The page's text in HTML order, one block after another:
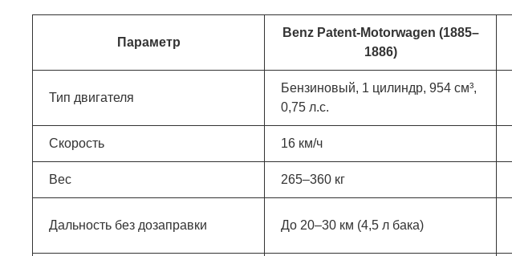
Параметр
Benz Patent-Motorwagen (1885–
1886)
Тип двигателя
Бензиновый, 1 цилиндр, 954 см³,
0,75 л.с.
Скорость 16 км/ч
Вес 265–360 кг
Дальность без дозаправки До 20–30 км (4,5 л бака)